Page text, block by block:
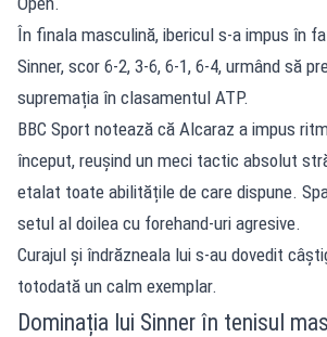
În finala masculină, ibericul s-a impus în
Sinner, scor 6-2, 3-6, 6-1, 6-4, urmând să
supremația în clasamentul ATP.
BBC Sport notează că Alcaraz a impus
început, reușind un meci tactic absolut
etalat toate abilitățile de care dispune.
setul al doilea cu forehand-uri agresive.
Curajul și îndrăzneala lui s-au dovedit
totodată un calm exemplar.
Dominația lui Sinner în tenisul